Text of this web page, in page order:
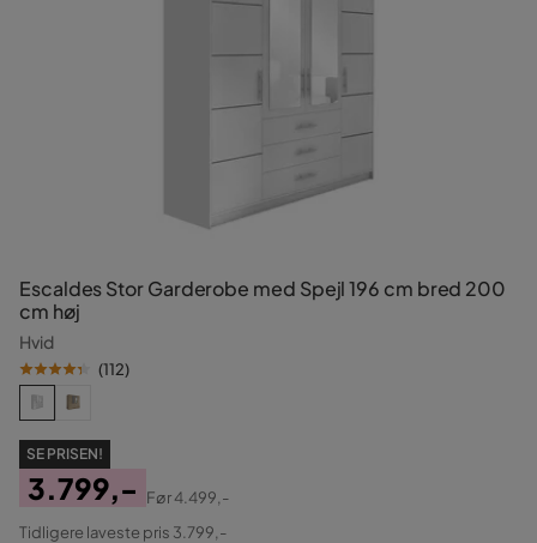
Escaldes Stor Garderobe med Spejl 196 cm bred 200
cm høj
Hvid
(112)
SE PRISEN!
Pris
3.799,-
Original
Før4.499,-
Tidligere laveste pris 3.799,-